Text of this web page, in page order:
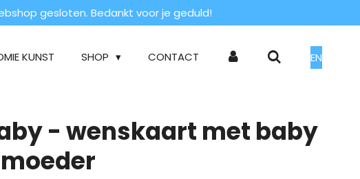
gesloten. Bedankt voor je geduld!
KUNST SHOP CONTACT EN
- wenskaart met baby